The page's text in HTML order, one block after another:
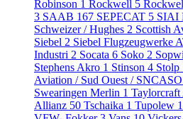
Robinson 1 Rockwell 5
3 SAAB 167 SEPECAT 5 SIAI
Schweizer / Hughes 2 Scottish
Siebel 2 Siebel Flugzeugwerke
Industri 2 Socata 6 Soko 2
Stephens Akro 1 Stinson 4 Stolp
Aviation / Sud Ouest / SNCASO
Swearingen Merlin 1 Taylorcraft
Allianz 50 Tschaika 1 Tupolew